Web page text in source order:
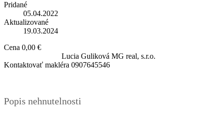
Pridané
05.04.2022
Aktualizované
19.03.2024
Cena 0,00 €
Lucia Guliková MG real, s.r.o.
Kontaktovať makléra 0907645546
Popis nehnutelnosti